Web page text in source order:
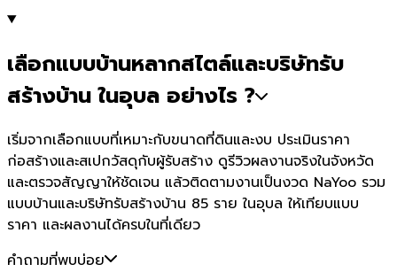
เลือกแบบบ้านหลากสไตล์และบริษัทรับ
สร้างบ้าน ในอุบล อย่างไร ?
เริ่มจากเลือกแบบที่เหมาะกับขนาดที่ดินและงบ ประเมินราคา
ก่อสร้างและสเปกวัสดุกับผู้รับสร้าง ดูรีวิวผลงานจริงในจังหวัด
และตรวจสัญญาให้ชัดเจน แล้วติดตามงานเป็นงวด NaYoo รวม
แบบบ้านและบริษัทรับสร้างบ้าน 85 ราย ในอุบล ให้เทียบแบบ
ราคา และผลงานได้ครบในที่เดียว
คำถามที่พบบ่อย